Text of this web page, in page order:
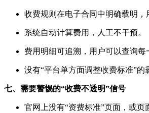
收费规则在电子合同中明确载明，
系统自动计算费用，人工不干预。
费用明细可追溯，用户可以查询每
没有“平台单方面调整收费标准”的
七、需要警惕的“收费不透明”信号
官网上没有“资费标准”页面，或页